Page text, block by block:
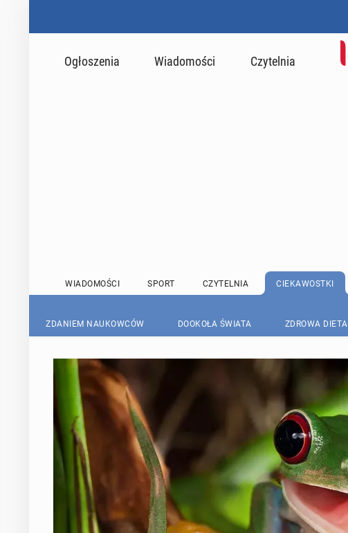
Ogłoszenia Wiadomości Czytelnia
WIADOMOŚCI SPORT CZYTELNIA CIEKAWOSTKI
ZDANIEM NAUKOWCÓW DOOKOŁA ŚWIATA ZDROWA DIETA